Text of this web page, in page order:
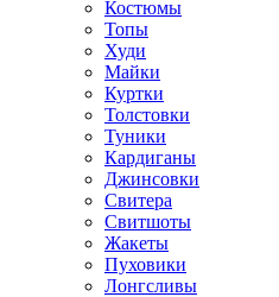
Костюмы
Топы
Худи
Майки
Куртки
Толстовки
Туники
Кардиганы
Джинсовки
Свитера
Свитшоты
Жакеты
Пуховики
Лонгсливы